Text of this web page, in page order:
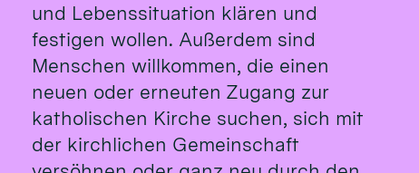
und Lebenssituation klären und
festigen wollen. Außerdem sind
Menschen willkommen, die einen
neuen oder erneuten Zugang zur
katholischen Kirche suchen, sich mit
der kirchlichen Gemeinschaft